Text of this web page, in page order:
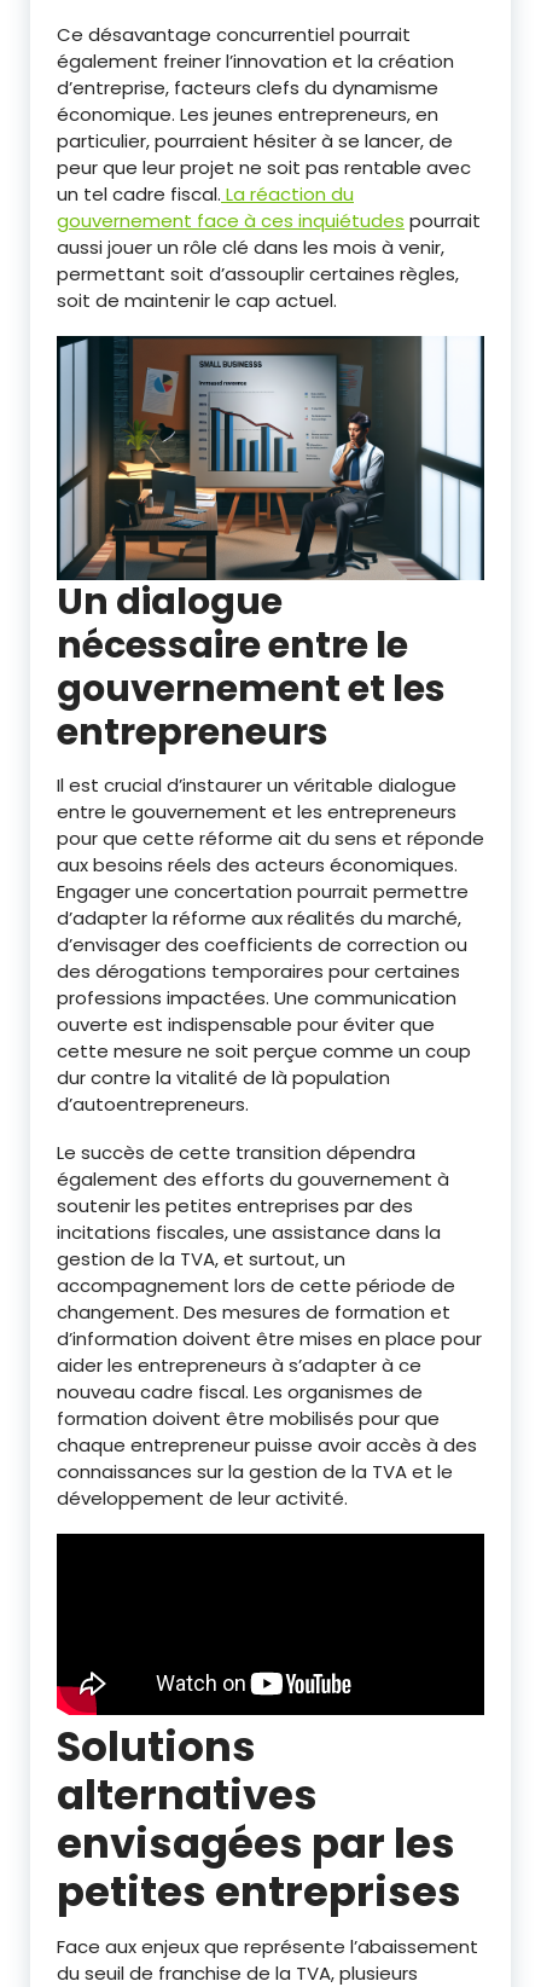
Ce désavantage concurrentiel pourrait
également freiner l’innovation et la création
d’entreprise, facteurs clefs du dynamisme
économique. Les jeunes entrepreneurs, en
particulier, pourraient hésiter à se lancer, de
peur que leur projet ne soit pas rentable avec
un tel cadre fiscal. La réaction du
gouvernement face à ces inquiétudes pourrait
aussi jouer un rôle clé dans les mois à venir,
permettant soit d’assouplir certaines règles,
soit de maintenir le cap actuel.
Un dialogue
nécessaire entre le
gouvernement et les
entrepreneurs
Il est crucial d’instaurer un véritable dialogue
entre le gouvernement et les entrepreneurs
pour que cette réforme ait du sens et réponde
aux besoins réels des acteurs économiques.
Engager une concertation pourrait permettre
d’adapter la réforme aux réalités du marché,
d’envisager des coefficients de correction ou
des dérogations temporaires pour certaines
professions impactées. Une communication
ouverte est indispensable pour éviter que
cette mesure ne soit perçue comme un coup
dur contre la vitalité de là population
d’autoentrepreneurs.
Le succès de cette transition dépendra
également des efforts du gouvernement à
soutenir les petites entreprises par des
incitations fiscales, une assistance dans la
gestion de la TVA, et surtout, un
accompagnement lors de cette période de
changement. Des mesures de formation et
d’information doivent être mises en place pour
aider les entrepreneurs à s’adapter à ce
nouveau cadre fiscal. Les organismes de
formation doivent être mobilisés pour que
chaque entrepreneur puisse avoir accès à des
connaissances sur la gestion de la TVA et le
développement de leur activité.
Solutions
alternatives
envisagées par les
petites entreprises
Face aux enjeux que représente l’abaissement
du seuil de franchise de la TVA, plusieurs